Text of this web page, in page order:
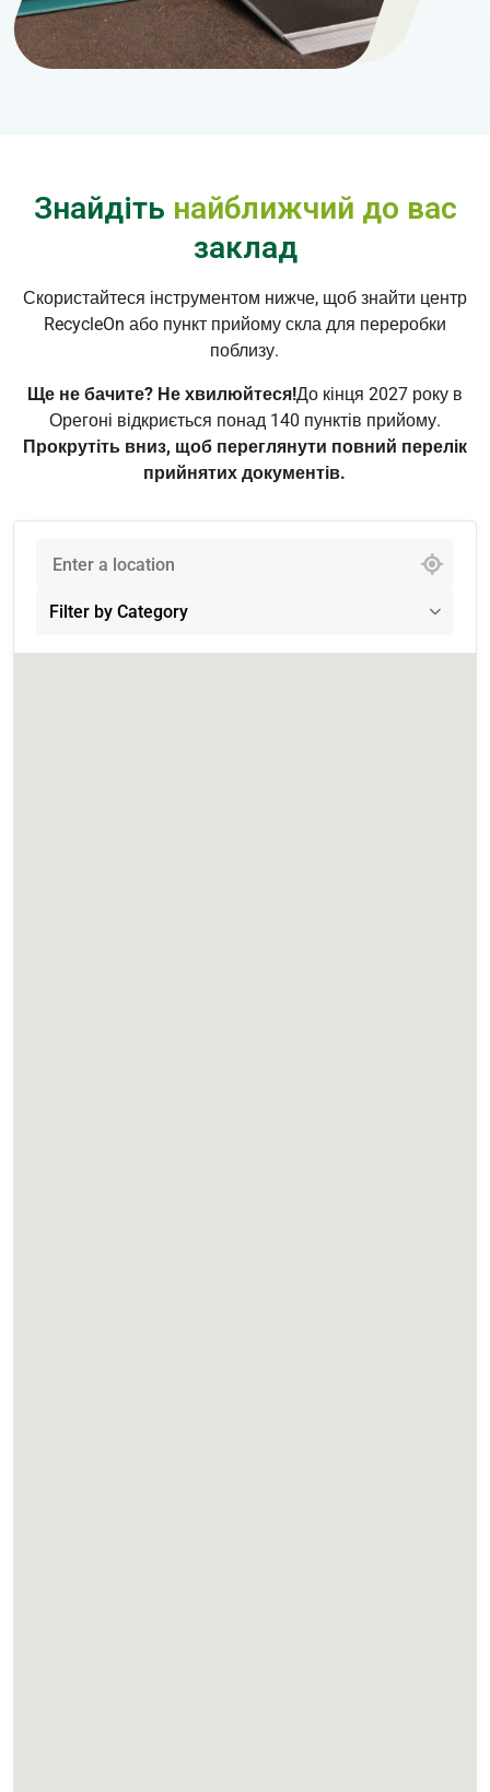
Знайдіть найближчий до вас
заклад
Скористайтеся інструментом нижче, щоб знайти центр
RecycleOn або пункт прийому скла для переробки
поблизу.
Ще не бачите? Не хвилюйтеся!До кінця 2027 року в
Орегоні відкриється понад 140 пунктів прийому.
Прокрутіть вниз, щоб переглянути повний перелік
прийнятих документів.
Filter by Category